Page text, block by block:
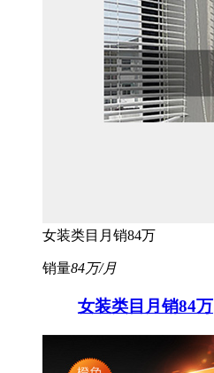
女装类目月销84万
销量84万/月
女装类目月销84万